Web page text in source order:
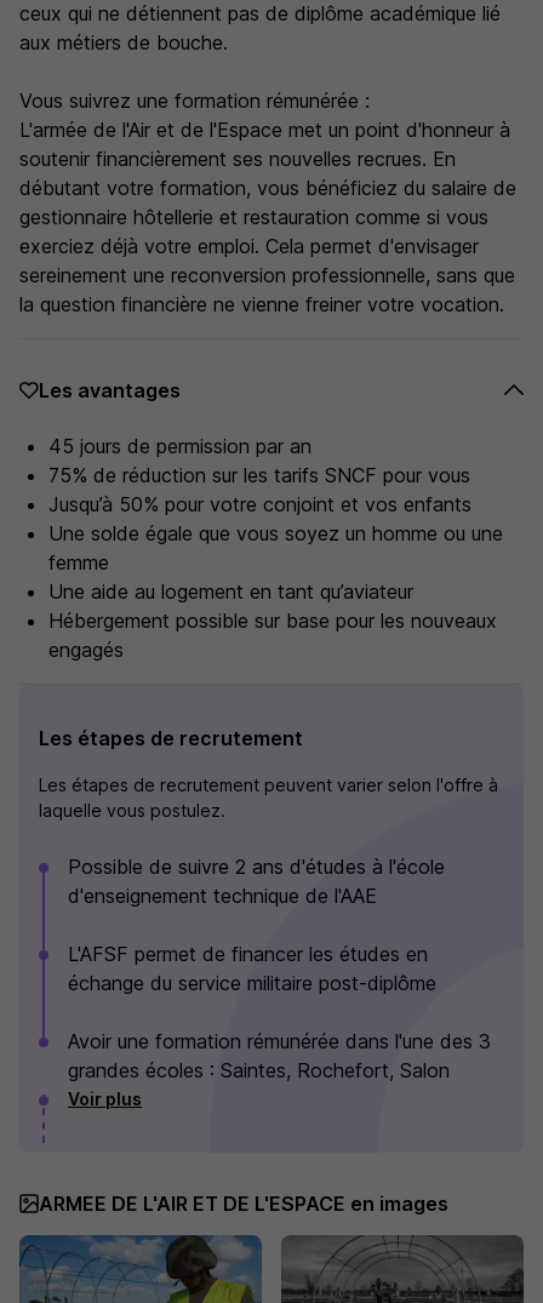
ceux qui ne détiennent pas de diplôme académique lié
aux métiers de bouche.
Vous suivrez une formation rémunérée :
L'armée de l'Air et de l'Espace met un point d'honneur à
soutenir financièrement ses nouvelles recrues. En
débutant votre formation, vous bénéficiez du salaire de
gestionnaire hôtellerie et restauration comme si vous
exerciez déjà votre emploi. Cela permet d'envisager
sereinement une reconversion professionnelle, sans que
la question financière ne vienne freiner votre vocation.
Les avantages
45 jours de permission par an
75% de réduction sur les tarifs SNCF pour vous
Jusqu’à 50% pour votre conjoint et vos enfants
Une solde égale que vous soyez un homme ou une
femme
Une aide au logement en tant qu’aviateur
Hébergement possible sur base pour les nouveaux
engagés
Les étapes de recrutement
Les étapes de recrutement peuvent varier selon l'offre à
laquelle vous postulez.
Possible de suivre 2 ans d'études à l'école
d'enseignement technique de l'AAE
L'AFSF permet de financer les études en
échange du service militaire post-diplôme
Avoir une formation rémunérée dans l'une des 3
grandes écoles : Saintes, Rochefort, Salon
Voir plus
ARMEE DE L'AIR ET DE L'ESPACE en images